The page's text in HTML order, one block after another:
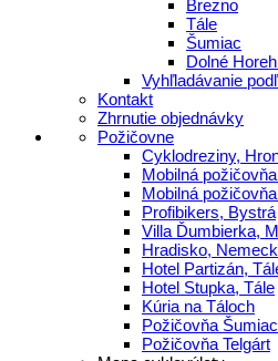
Brezno
Tále
Šumiac
Dolné
Vyhľladávanie
Kontakt
Zhrnutie objednávky
Požičovne
Cyklodreziny,
Mobilná
Mobilná
Profibikers, Bystrá
Villa Ďumbierka,
Hradisko,
Hotel Partizán,
Hotel Stupka, Tále
Kúria na Táloch
Požičovňa Šumiac
Požičovňa Telgárt